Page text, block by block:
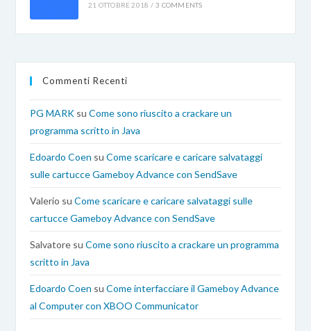
21 OTTOBRE 2018 / 3 COMMENTS
Commenti Recenti
PG MARK suCome sono riuscito a crackare un
programma scritto in Java
Edoardo Coen suCome scaricare e caricare salvataggi
sulle cartucce Gameboy Advance con SendSave
Valerio suCome scaricare e caricare salvataggi sulle
cartucce Gameboy Advance con SendSave
Salvatore suCome sono riuscito a crackare un programma
scritto in Java
Edoardo Coen suCome interfacciare il Gameboy Advance
al Computer con XBOO Communicator